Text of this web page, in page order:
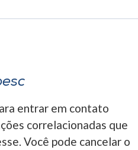
entrar em contato
correlacionadas que
Você pode cancelar o